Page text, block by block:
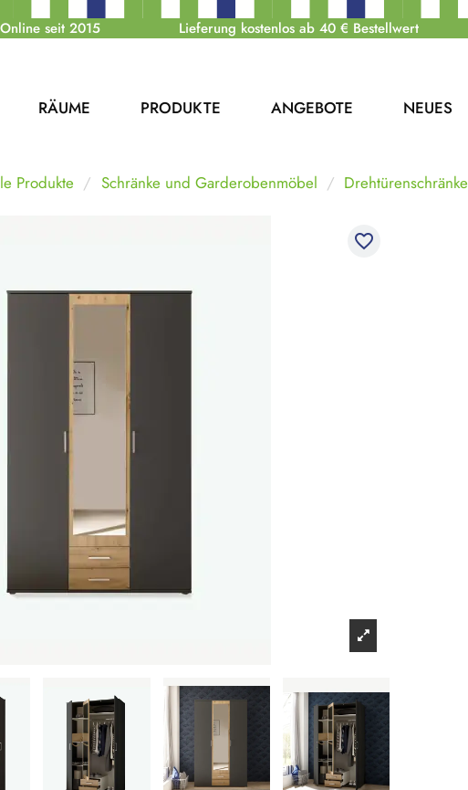
seit 2015 Lieferung kostenlos ab 40 € Bestellwert
RÄUME PRODUKTE ANGEBOTE NEUES
Produkte Schränke und Garderobenmöbel Drehtürenschränke
favorite_border